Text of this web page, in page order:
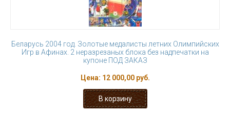
Беларусь 2004 год. Золотые медалисты летних Олимпийских
Игр в Афинах. 2 неразрезаных блока без надпечатки на
купоне ПОД ЗАКАЗ
Цена: 12 000,00 руб.